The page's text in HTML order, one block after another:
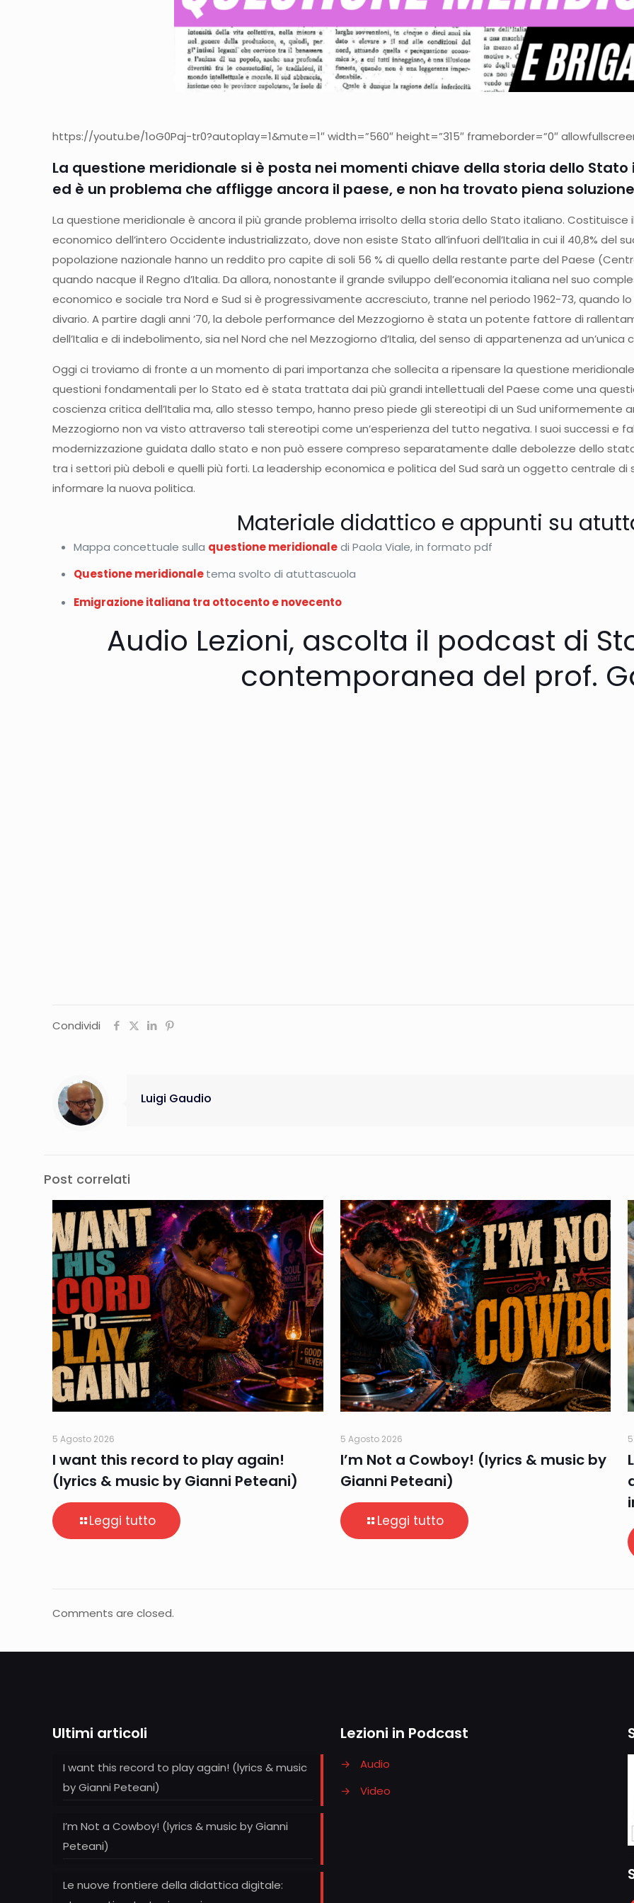
https://youtu.be/1oG0Paj-tr0?autoplay=1&mute=1″ width=”560″ height=”315″ frameborder=”0″
La questione meridionale si è posta nei momenti chiave della storia dello
ed è un problema che affligge ancora il paese, e non ha trovato piena
La questione meridionale è ancora il più grande problema irrisolto della storia dello Stato italiano.
economico dell’intero Occidente industrializzato, dove non esiste Stato all’infuori dell’Italia in cui il 40,8% del
popolazione nazionale hanno un reddito pro capite di soli 56 % di quello della restante parte del Paese
quando nacque il Regno d’Italia. Da allora, nonostante il grande sviluppo dell’economia italiana nel suo
economico e sociale tra Nord e Sud si è progressivamente accresciuto, tranne nel periodo 1962-73, quando
divario. A partire dagli anni ’70, la debole performance del Mezzogiorno è stata un potente fattore di
dell’Italia e di indebolimento, sia nel Nord che nel Mezzogiorno d’Italia, del senso di appartenenza ad un’unica
Oggi ci troviamo di fronte a un momento di pari importanza che sollecita a ripensare la questione
questioni fondamentali per lo Stato ed è stata trattata dai più grandi intellettuali del Paese come una
coscienza critica dell’Italia ma, allo stesso tempo, hanno preso piede gli stereotipi di un Sud uniformemente
Mezzogiorno non va visto attraverso tali stereotipi come un’esperienza del tutto negativa. I suoi successi e
modernizzazione guidata dallo stato e non può essere compreso separatamente dalle debolezze dello
tra i settori più deboli e quelli più forti. La leadership economica e politica del Sud sarà un oggetto centrale
informare la nuova politica.
Materiale didattico e appunti su
Mappa concettuale sulla questione meridionaledi Paola Viale, in formato pdf
Questione meridionaletema svolto di atuttascuola
Emigrazione italiana tra ottocento e novecento
Audio Lezioni, ascolta il podcast di
contemporanea del prof.
Condividi
Luigi Gaudio
Post correlati
5 Agosto 2026
I want this record to play again!
(lyrics & music by Gianni Peteani)
Leggi tutto
5 Agosto 2026
I’m Not a Cowboy! (lyrics & music by
Gianni Peteani)
Leggi tutto
Comments are closed.
Ultimi articoli
I want this record to play again! (lyrics & music
by Gianni Peteani)
I’m Not a Cowboy! (lyrics & music by Gianni
Peteani)
Le nuove frontiere della didattica digitale:
Lezioni in Podcast
→
Audio
→
Video